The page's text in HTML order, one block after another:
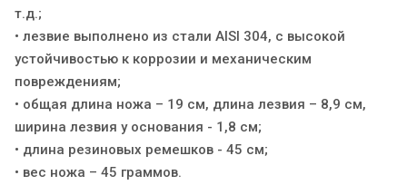
т.д.;
• лезвие выполнено из стали AISI 304, с высокой
устойчивостью к коррозии и механическим
повреждениям;
• общая длина ножа – 19 см, длина лезвия – 8,9 см,
ширина лезвия у основания - 1,8 см;
• длина резиновых ремешков - 45 см;
• вес ножа – 45 граммов.